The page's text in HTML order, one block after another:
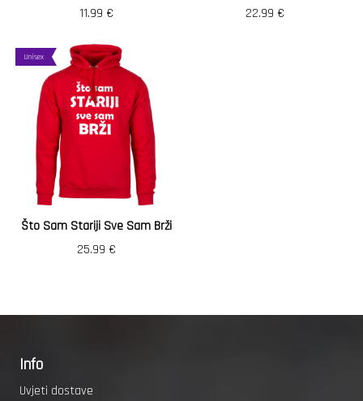
11.99 €
22.99 €
Unisex
Što Sam Stariji Sve Sam Brži
25.99 €
Info
Uvjeti dostave